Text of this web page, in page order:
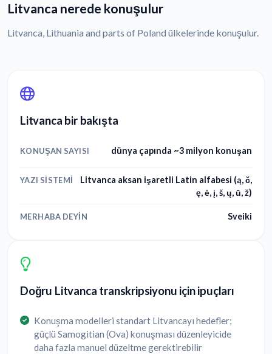
Litvanca nerede konuşulur
Litvanca, Lithuania and parts of Poland ülkelerinde konuşulur.
Litvanca bir bakışta
KONUŞAN SAYISI dünya çapında ~3 milyon konuşan
YAZI SISTEMI
Litvanca aksan işaretli Latin alfabesi (ą, č,
ę, ė, į, š, ų, ū, ž)
MERHABA DEYIN Sveiki
Doğru Litvanca transkripsiyonu için ipuçları
Konuşma modelleri standart Litvancayı hedefler;
güçlü Samogitian (Ova) konuşması düzenleyicide
daha fazla manuel düzeltme gerektirebilir